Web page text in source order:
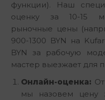
функции). Наш
оценку за 10-15
рыночные цены
900-1300 BYN на
BYN за рабочую
мастер выезжает для
Онлайн-оценка:
мы назовем цену